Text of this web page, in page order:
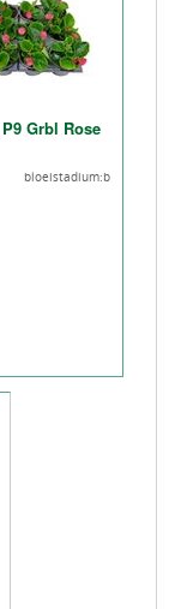
Grbl Rose
bloeistadium:b